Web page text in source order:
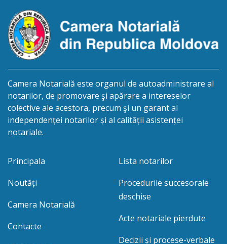
acceptarea sau renunțarea la moștenire este de 12
luni din […]
Camera Notarială este organul de autoadministrare al
notarilor, de promovare şi apărare a intereselor
colective ale acestora, precum şi un garant al
independenței notarilor și al calității asistenței
notariale.
Principala
Noutăți
Camera Notarială
Contacte
Lista notarilor
Procedurile succesorale
deschise
Acte notariale pierdute
Decizii și procese-verbale